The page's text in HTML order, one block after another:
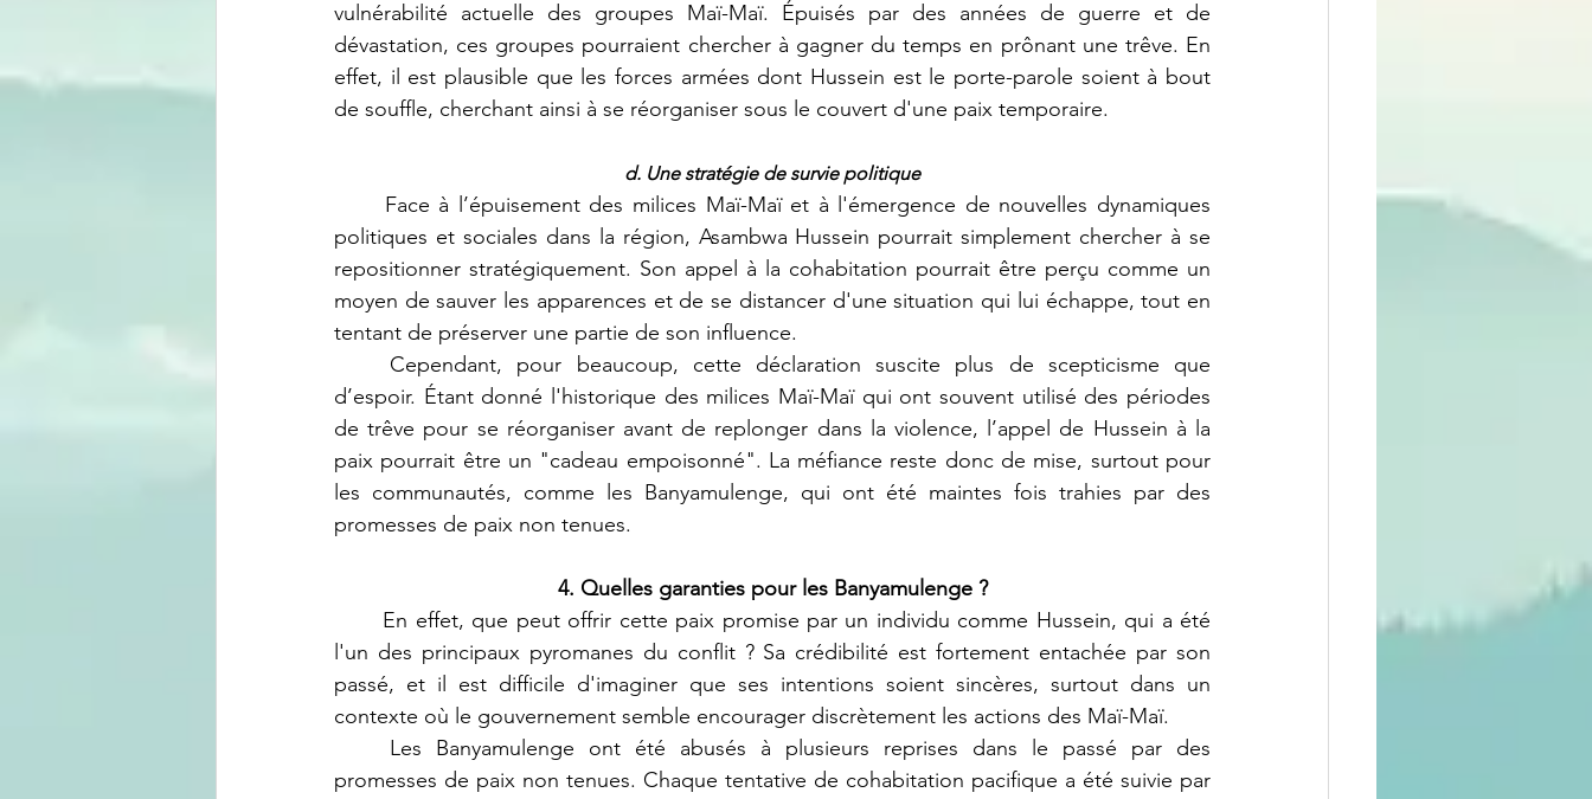
vulnérabilité actuelle des groupes Maï-Maï. Épuisés par des années de guerre et de
dévastation, ces groupes pourraient chercher à gagner du temps en prônant une trêve. En
effet, il est plausible que les forces armées dont Hussein est le porte-parole soient à bout
de souffle, cherchant ainsi à se réorganiser sous le couvert d'une paix temporaire.
d. Une stratégie de survie politique
politiques et sociales dans la région, Asambwa Hussein pourrait simplement chercher à se
repositionner stratégiquement. Son appel à la cohabitation pourrait être perçu comme un
moyen de sauver les apparences et de se distancer d'une situation qui lui échappe, tout en
tentant de préserver une partie de son influence.
d’espoir. Étant donné l'historique des milices Maï-Maï qui ont souvent utilisé des périodes
de trêve pour se réorganiser avant de replonger dans la violence, l’appel de Hussein à la
paix pourrait être un "cadeau empoisonné". La méfiance reste donc de mise, surtout pour
les communautés, comme les Banyamulenge, qui ont été maintes fois trahies par des
promesses de paix non tenues.
4. Quelles garanties pour les Banyamulenge ?
l'un des principaux pyromanes du conflit ? Sa crédibilité est fortement entachée par son
passé, et il est difficile d'imaginer que ses intentions soient sincères, surtout dans un
contexte où le gouvernement semble encourager discrètement les actions des Maï-Maï.
promesses de paix non tenues. Chaque tentative de cohabitation pacifique a été suivie par